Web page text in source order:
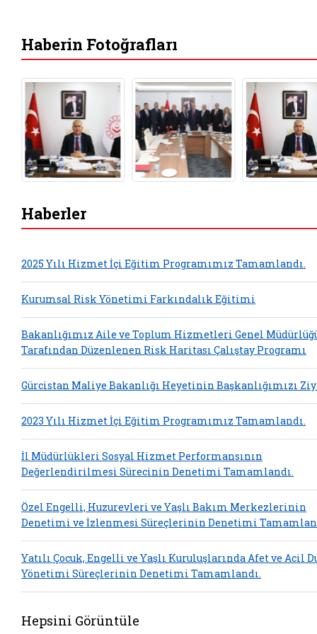
Haberin Fotoğrafları
Haberler
2025 Yılı Hizmet İçi Eğitim Programımız Tamamlandı.
Kurumsal Risk Yönetimi Farkındalık Eğitimi
Bakanlığımız Aile ve Toplum Hizmetleri Genel
Tarafından Düzenlenen Risk Haritası Çalıştay Programı
Gürcistan Maliye Bakanlığı Heyetinin Başkanlığımızı
2023 Yılı Hizmet İçi Eğitim Programımız Tamamlandı.
İl Müdürlükleri Sosyal Hizmet Performansının
Değerlendirilmesi Sürecinin Denetimi Tamamlandı.
Özel Engelli, Huzurevleri ve Yaşlı Bakım Merkezlerinin
Denetimi ve İzlenmesi Süreçlerinin Denetimi
Yatılı Çocuk, Engelli ve Yaşlı Kuruluşlarında Afet ve Acil
Yönetimi Süreçlerinin Denetimi Tamamlandı.
Hepsini Görüntüle